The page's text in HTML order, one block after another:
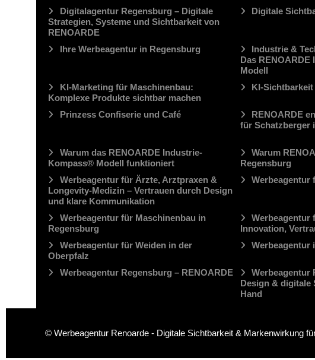
Digitalagentur Regensburg – Digitale
Strategien, Systeme und Sichtbarkeit von
RENOARDE
Digitale
Ihre Werbeagentur in Regensburg
Industrie &
Das
Modell
KI-Marketing für Maschinenbau:
Komplexe Produkte sichtbar machen
KI-
Prinzess Confiserie und Café
RENOARDE
für Schatzberger
Warum das RENOARDE Industrie-
Kompass® Modell funktioniert
Warum
Regensburg
Werbeagentur für Ärzte, Arztpraxen &
Longevity-Medizin – Vertrauen durch Design
und klare Kommunikation
Werbeagentur
Werbeagentur für Maschinenbau in
Regensburg
Werbeagentur
Innovation,
Werbeagentur für Weiden in der
Oberpfalz
Werbeagentur
Werbeagentur Regensburg – RENOARDE
Werbeagentur
Design & digitale
Hand
©Werbeagentur Renoarde - Digitale Sichtbarkeit & Markenwirkung